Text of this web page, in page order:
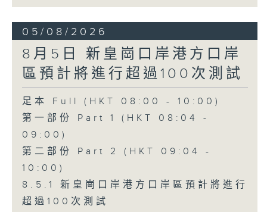
05/08/2026
8月5日 新皇崗口岸港方口岸
區預計將進行超過100次測試
足本 Full (HKT 08:00 - 10:00)
第一部份 Part 1 (HKT 08:04 -
09:00)
第二部份 Part 2 (HKT 09:04 -
10:00)
8.5.1 新皇崗口岸港方口岸區預計將進行
超過100次測試